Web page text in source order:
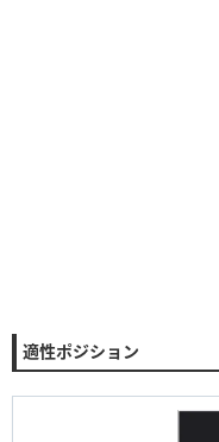
適性ポジション